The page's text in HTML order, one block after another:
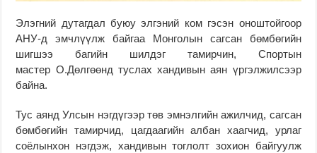
Элэгний дутагдал буюу элгэний ком гэсэн оноштойгоор
АНУ-д эмчлүүлж байгаа Монголын сагсан бөмбөгийн
шигшээ багийн шилдэг тамирчин, Спортын
мастер О.Дөлгөөнд туслах хандивын аян үргэлжилсээр
байна.
Тус аянд Улсын нэгдүгээр төв эмнэлгийн ажилчид, сагсан
бөмбөгийн тамирчид, цагдаагийн албан хаагчид, урлаг
соёлынхон нэгдэж, хандивын тоглолт зохион байгуулж